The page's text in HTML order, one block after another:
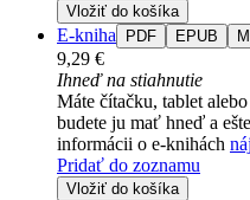
Vložiť do košíka
E-kniha PDF EPUB
9,29 €
Ihneď na stiahnutie
Máte čítačku, tablet
budete ju mať hneď a
informácii o e-knihách
Pridať do zoznamu
Vložiť do košíka